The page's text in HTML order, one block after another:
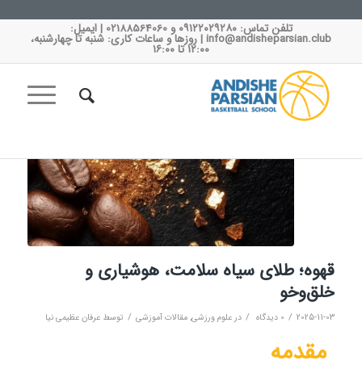
تلفن تماس: ۰۹۱۲۲۰۲۹۲۸۰ و 02188564060 | ایمیل:
info@andisheparsian.club | روزها و ساعات کاری: شنبه تا چهارشنبه،
۱۲:۰۰ تا ۱۶:۰۰ اخبار و مقالات
قهوه؛ طلای سیاه سلامت، هوشیاری و خلق‌و‌خو...
قهوه؛ طلای سیاه سلامت، هوشیاری و
خلق‌و‌خو
2025-11-03
/ 0 دیدگاه / در علوم ورزشی, مقالات آموزشی / توسط عرفان عظیمی نیا
مقدمه